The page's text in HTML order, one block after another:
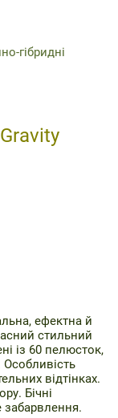
гібридні
ефектна й
стильний
із 60 пелюсток,
відтінках.
Бічні